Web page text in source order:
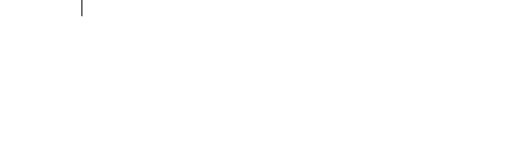
FOLLOW US